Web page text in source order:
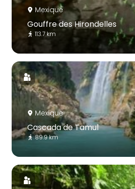
Mexique
Gouffre des Hirondelles
113.7 km
Mexique
Cascada de Tamul
89.9 km